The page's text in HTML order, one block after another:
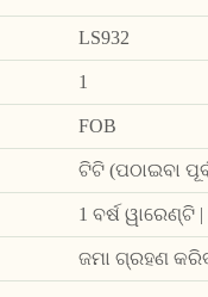
LS932
1
FOB
ଟିଟି (ପଠାଇବା
1 ବର୍ଷ ୱାରେଣ୍ଟି |
ଜମା ଗ୍ରହଣ